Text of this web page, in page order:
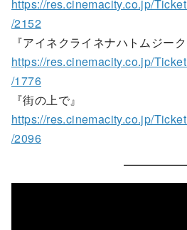
https://res.cinemacity.co.jp/
/2152
『アイネクライネナハトムジーク
https://res.cinemacity.co.jp/
/1776
『街の上で』
https://res.cinemacity.co.jp/
/2096